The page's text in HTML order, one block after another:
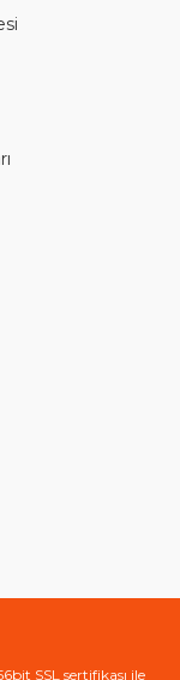
SSL sertifikası ile